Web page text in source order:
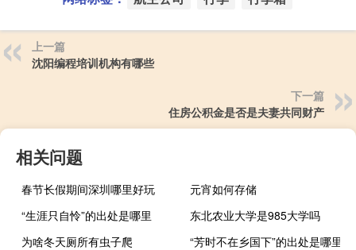
上一篇
沈阳编程培训机构有哪些
下一篇
住房公积金是否是夫妻共同财产
相关问题
春节长假期间深圳哪里好玩
元宵如何存储
“生涯只自怜”的出处是哪里
东北农业大学是985大学吗
为啥冬天厕所有虫子爬
“芳时不在乡国下”的出处是哪里